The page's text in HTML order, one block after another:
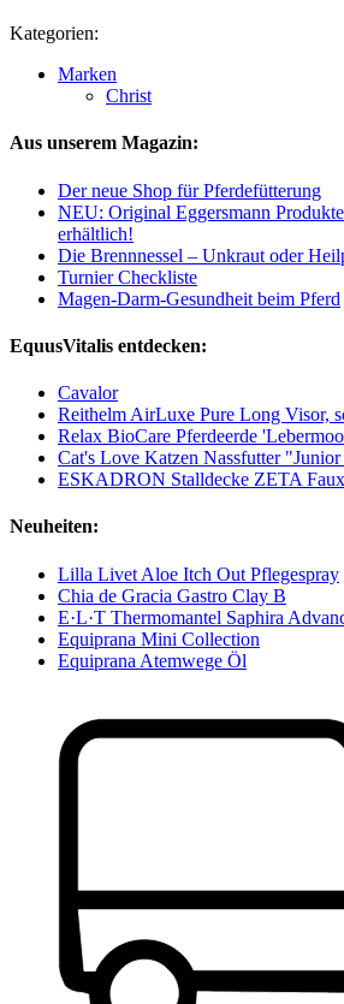
Kategorien:
Marken
Christ
Aus unserem Magazin:
Der neue Shop für Pferdefütterung
NEU: Original Eggersmann
erhältlich!
Die Brennnessel – Unkraut oder
Turnier Checkliste
Magen-Darm-Gesundheit beim Pferd
EquusVitalis entdecken:
Cavalor
Reithelm AirLuxe Pure Long Visor,
Relax BioCare Pferdeerde
Cat's Love Katzen Nassfutter
ESKADRON Stalldecke ZETA
Neuheiten:
Lilla Livet Aloe Itch Out Pflegespray
Chia de Gracia Gastro Clay B
E·L·T Thermomantel Saphira
Equiprana Mini Collection
Equiprana Atemwege Öl